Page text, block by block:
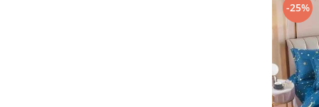
-25%